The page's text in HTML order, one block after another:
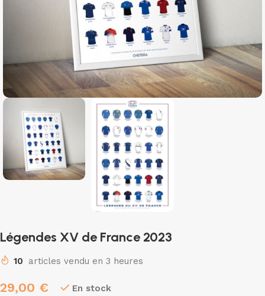
Légendes XV de France 2023
10 articles vendu en 3 heures
29,00 € En stock